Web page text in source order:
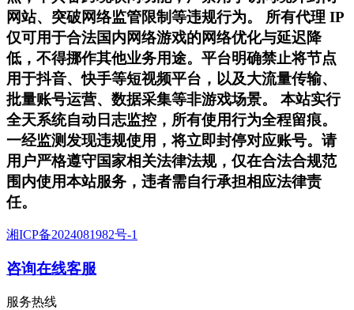
网站、突破网络监管限制等违规行为。 所有代理 IP
仅可用于合法国内网络游戏的网络优化与延迟降
低，不得挪作其他业务用途。平台明确禁止将节点
用于抖音、快手等短视频平台，以及大流量传输、
批量账号运营、数据采集等非游戏场景。 本站实行
全天系统自动日志监控，所有使用行为全程留痕。
一经监测发现违规使用，将立即封停对应账号。请
用户严格遵守国家相关法律法规，仅在合法合规范
围内使用本站服务，违者需自行承担相应法律责
任。
湘ICP备2024081982号-1
咨询在线客服
服务热线